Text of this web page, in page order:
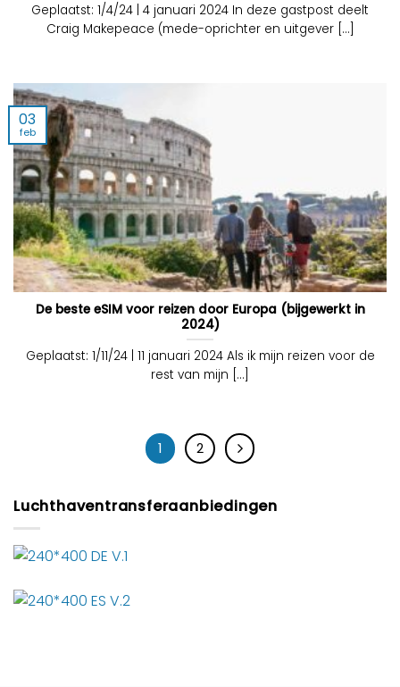
Geplaatst: 1/4/24 | 4 januari 2024 In deze gastpost deelt
Craig Makepeace (mede-oprichter en uitgever [...]
De beste eSIM voor reizen door Europa (bijgewerkt in
2024)
Geplaatst: 1/11/24 | 11 januari 2024 Als ik mijn reizen voor de
rest van mijn [...]
03
feb
1 2
Luchthaventransferaanbiedingen